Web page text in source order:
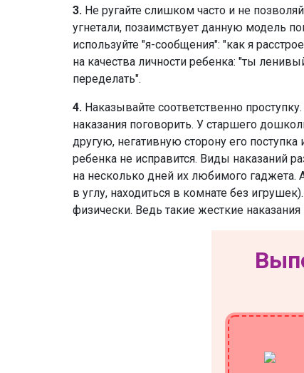
3. Не ругайте слишком часто и не
угнетали, позаимствует данную модель
используйте "я-сообщения": "как я
на качества личности ребенка: "ты
переделать".
4. Наказывайте соответственно
наказания поговорить. У старшего
другую, негативную сторону его
ребенка не исправится. Виды наказаний
на несколько дней их любимого гаджета.
в углу, находиться в комнате без
физически. Ведь такие жесткие